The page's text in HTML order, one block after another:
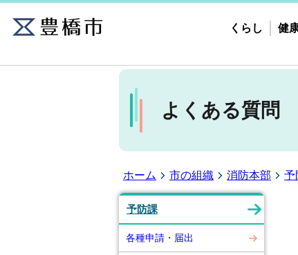
くらし 健
よくある質問
ホーム 市の組織 消防本部 予
予防課
各種申請・届出